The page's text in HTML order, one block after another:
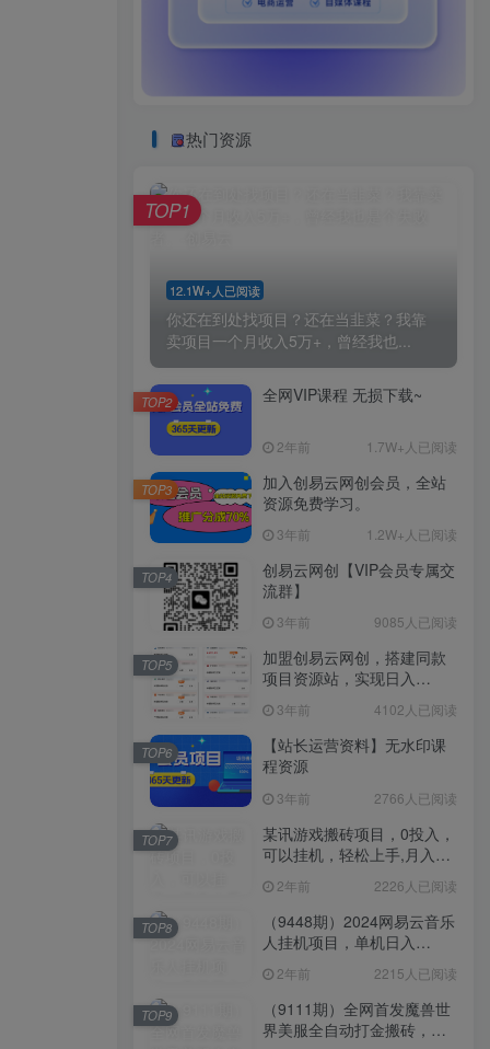
热门资源
12.1W+人已阅读
你还在到处找项目？还在当韭菜？我靠
卖项目一个月收入5万+，曾经我也...
TOP1
全网VIP课程 无损下载~
2年前 1.7W+人已阅读
TOP2
加入创易云网创会员，全站
资源免费学习。
3年前 1.2W+人已阅读
TOP3
创易云网创【VIP会员专属交
流群】
3年前 9085人已阅读
TOP4
加盟创易云网创，搭建同款
项目资源站，实现日入
3年前 4102人已阅读
TOP5
【站长运营资料】无水印课
程资源
3年前 2766人已阅读
TOP6
某讯游戏搬砖项目，0投入，
可以挂机，轻松上手,月入
2年前 2226人已阅读
TOP7
（9448期）2024网易云音乐
人挂机项目，单机日入
2年前 2215人已阅读
TOP8
（9111期）全网首发魔兽世
界美服全自动打金搬砖，日
TOP9